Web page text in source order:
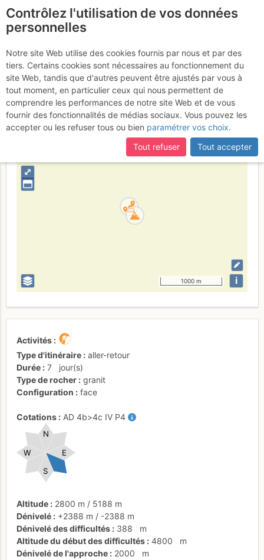
Mont Kenya - Nelion
: pointe Nelion Mont Kenya
Kenya
⤢
1000 m i
Activités
Type d'itinéraire
aller-retour
Durée
7
jour(s)
Type de rocher
granit
Configuration
face
Cotations AD 4b>4c IV P4
E
W
S
N
Altitude 2800 m / 5188 m
Dénivelé
+2388 m / -2388 m
Dénivelé des difficultés
388
m
Altitude du début des difficultés
4800
m
Dénivelé de l'approche
2000
m
Contrôlez l'utilisation de vos données
personnelles
Notre site Web utilise des cookies fournis par nous et par des
tiers. Certains cookies sont nécessaires au fonctionnement du
site Web, tandis que d'autres peuvent être ajustés par vous à
tout moment, en particulier ceux qui nous permettent de
comprendre les performances de notre site Web et de vous
fournir des fonctionnalités de médias sociaux. Vous pouvez les
accepter ou les refuser tous ou bien paramétrer vos choix.
Tout refuser
Tout accepter